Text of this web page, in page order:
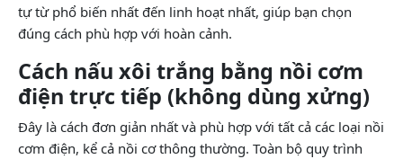
tự từ phổ biến nhất đến linh hoạt nhất, giúp bạn chọn
đúng cách phù hợp với hoàn cảnh.
Cách nấu xôi trắng bằng nồi cơm
điện trực tiếp (không dùng xửng)
Đây là cách đơn giản nhất và phù hợp với tất cả các loại nồi
cơm điện, kể cả nồi cơ thông thường. Toàn bộ quy trình